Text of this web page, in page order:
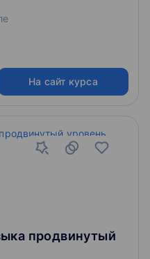
На сайт курса
продвинутый